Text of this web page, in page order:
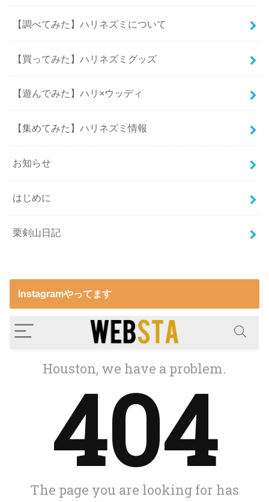
【調べてみた】ハリネズミについて
【買ってみた】ハリネズミグッズ
【遊んでみた】ハリ×ウッディ
【集めてみた】ハリネズミ情報
お知らせ
はじめに
栗剣山日記
Instagramやってます